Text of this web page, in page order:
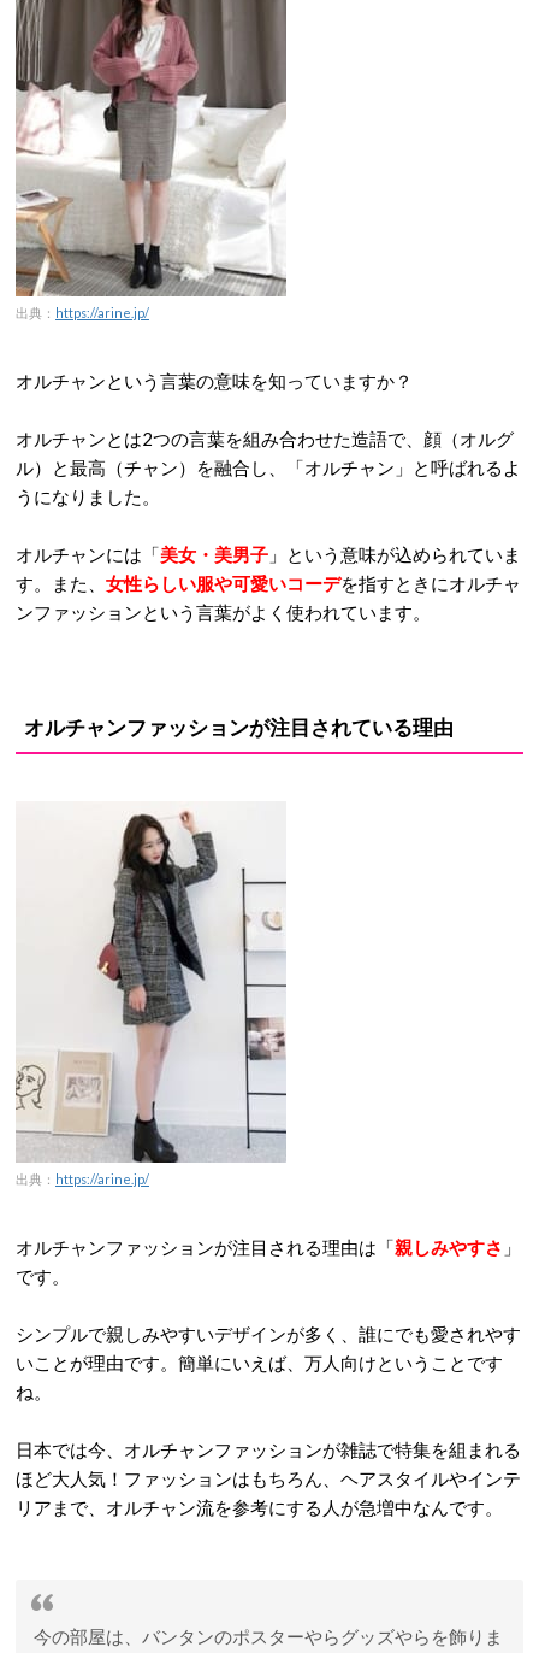
出典： https://arine.jp/
オルチャンという言葉の意味を知っていますか？
オルチャンとは2つの言葉を組み合わせた造語で、顔（オルグ
ル）と最高（チャン）を融合し、「オルチャン」と呼ばれるよ
うになりました。
オルチャンには「美女・美男子 」という意味が込められていま
す。また、 女性らしい服や可愛いコーデを指すときにオルチャ
ンファッションという言葉がよく使われています。
オルチャンファッションが注目されている理由
出典： https://arine.jp/
オルチャンファッションが注目される理由は「親しみやすさ 」
です。
シンプルで親しみやすいデザインが多く、誰にでも愛されやす
いことが理由です。簡単にいえば、万人向けということです
ね。
日本では今、オルチャンファッションが雑誌で特集を組まれる
ほど大人気！ファッションはもちろん、ヘアスタイルやインテ
リアまで、オルチャン流を参考にする人が急増中なんです。
今の部屋は、バンタンのポスターやらグッズやらを飾りま